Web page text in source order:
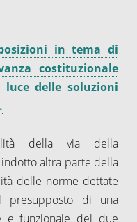
in tema di
costituzionale
delle soluzioni
della via della
altra parte della
delle norme dettate
presupposto di una
e funzionale dei due